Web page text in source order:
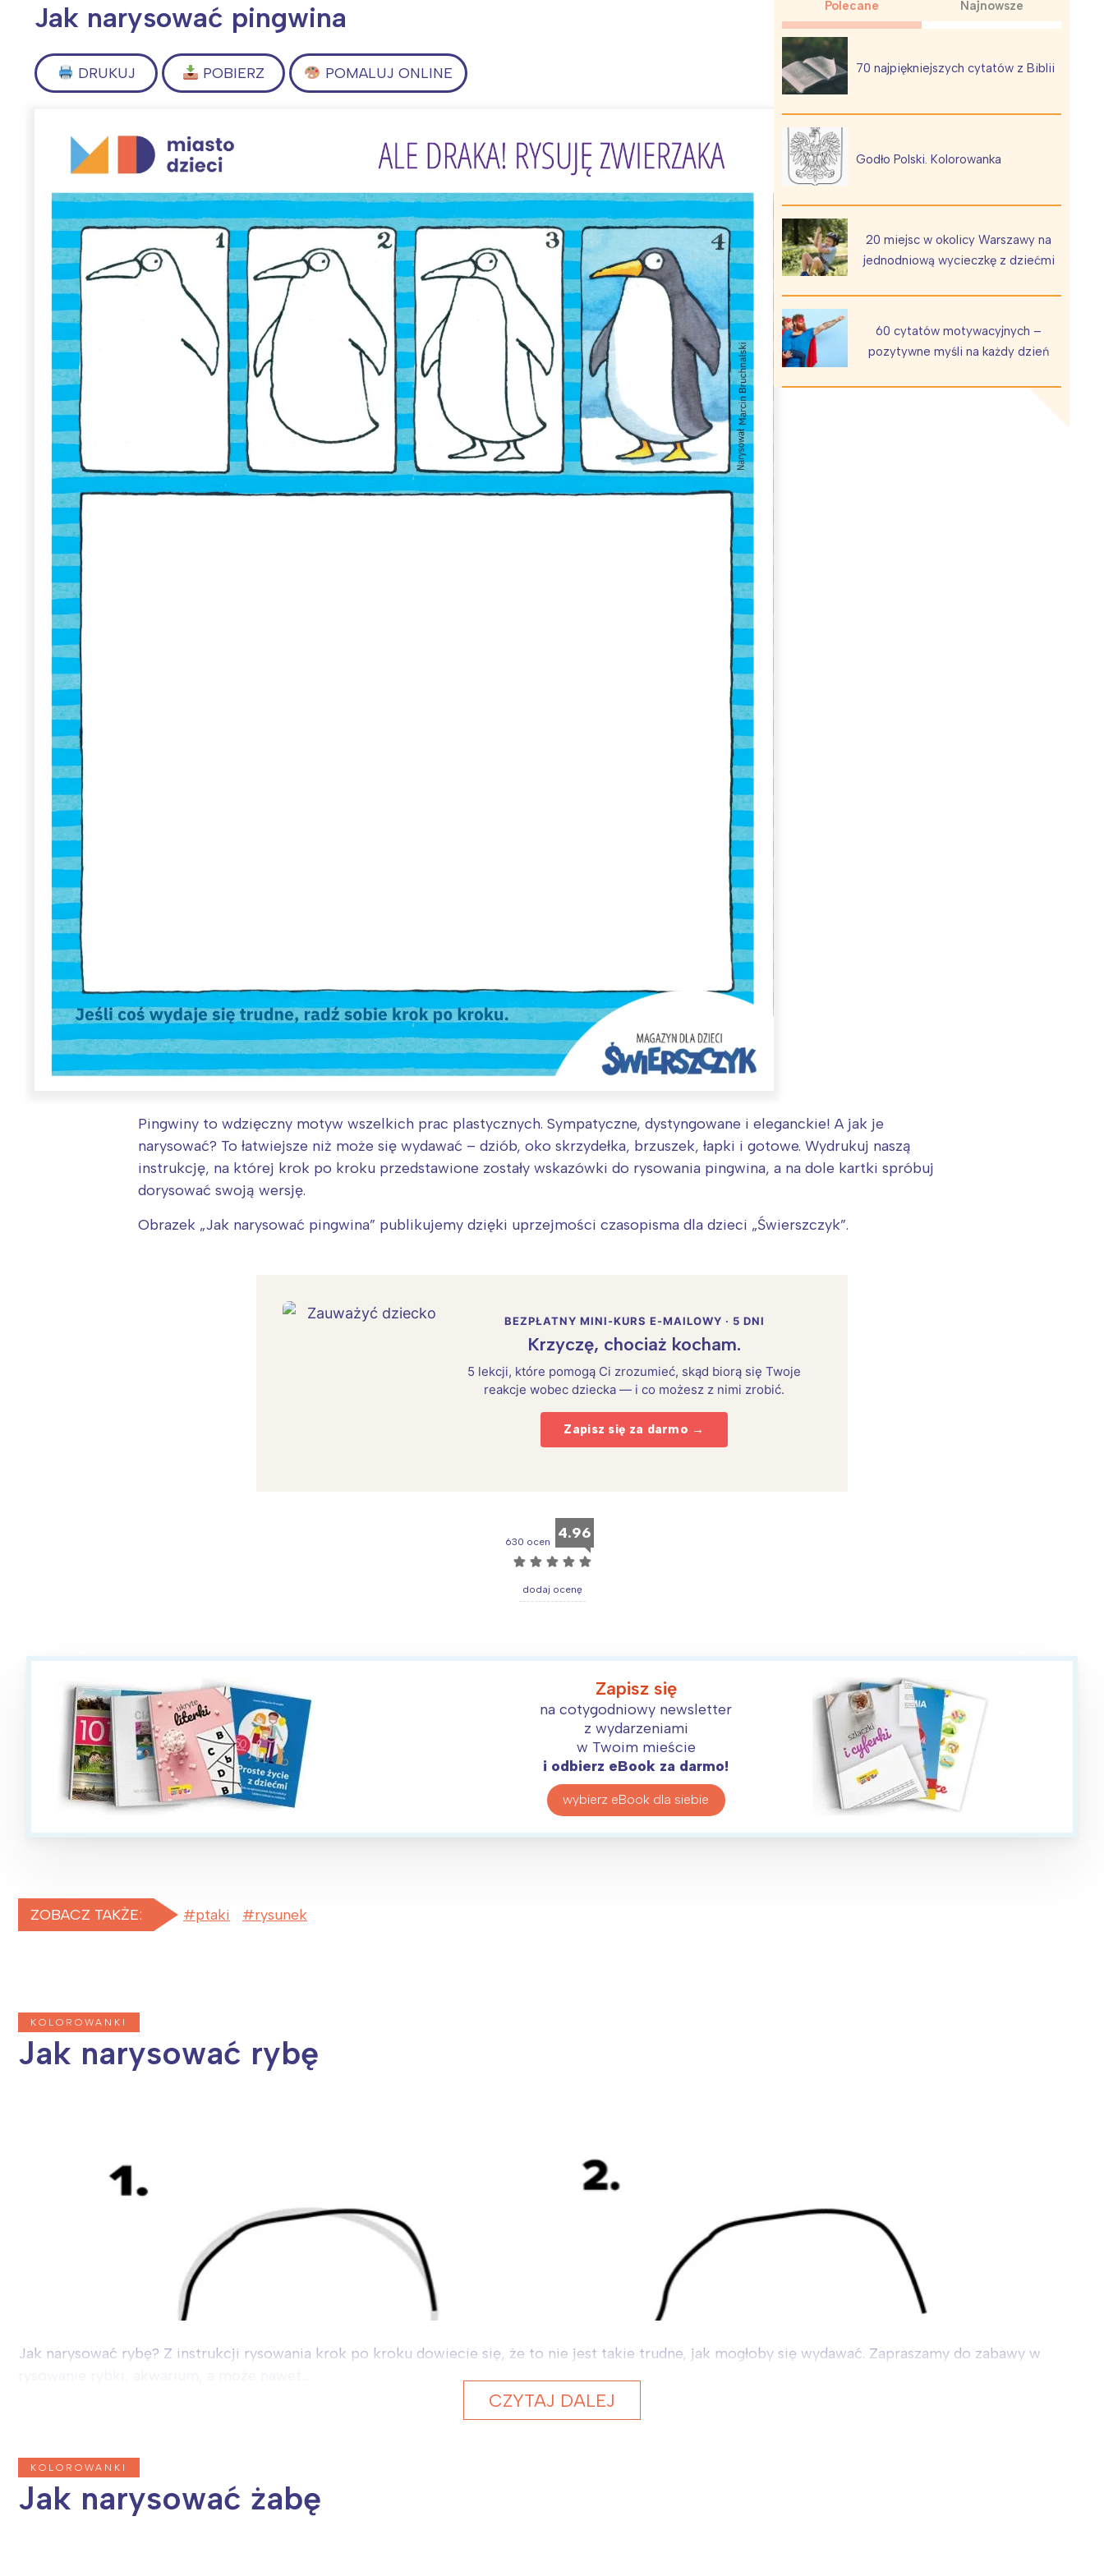
Jak narysować pingwina
DRUKUJ POBIERZ POMALUJ ONLINE
Polecane Najnowsze
70 najpiękniejszych cytatów z Biblii
Godło Polski. Kolorowanka
20 miejsc w okolicy Warszawy na
jednodniową wycieczkę z dziećmi
60 cytatów motywacyjnych –
pozytywne myśli na każdy dzień
Pingwiny to wdzięczny motyw wszelkich prac plastycznych. Sympatyczne, dystyngowane i eleganckie! A jak je
narysować? To łatwiejsze niż może się wydawać – dziób, oko skrzydełka, brzuszek, łapki i gotowe. Wydrukuj naszą
instrukcję, na której krok po kroku przedstawione zostały wskazówki do rysowania pingwina, a na dole kartki spróbuj
dorysować swoją wersję.
Obrazek „Jak narysować pingwina” publikujemy dzięki uprzejmości czasopisma dla dzieci „Świerszczyk”.
BEZPŁATNY MINI-KURS E-MAILOWY · 5 DNI
Krzyczę, chociaż kocham.
5 lekcji, które pomogą Ci zrozumieć, skąd biorą się Twoje
reakcje wobec dziecka — i co możesz z nimi zrobić.
Zapisz się za darmo →
630 ocen 4.96
☆ ☆ ☆ ☆ ☆
dodaj ocenę
Zapisz się
na cotygodniowy newsletter
z wydarzeniami
w Twoim mieście
i odbierz eBook za darmo!
wybierz eBook dla siebie
ZOBACZ TAKŻE: ptaki rysunek
KOLOROWANKI
Jak narysować rybę
Jak narysować rybę? Z instrukcji rysowania krok po kroku dowiecie się, że to nie jest takie trudne, jak mogłoby się wydawać. Zapraszamy do zabawy w
CZYTAJ DALEJ
KOLOROWANKI
Jak narysować żabę
Interesują mnie wydarzenia z tego regionu:
Śląsk
Kraków
Wszystkie
Wybieram